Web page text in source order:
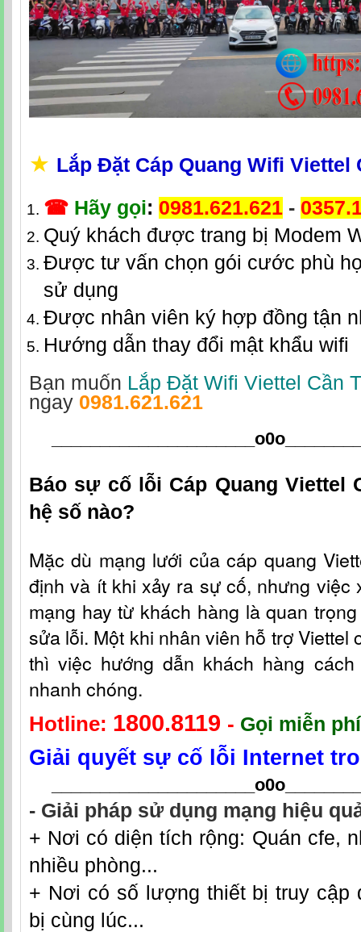
★ Lắp Đặt Cáp Quang Wifi Viettel
☎ Hãy gọi: 0981.621.621 -
Quý khách được trang bị Modem
Được tư vấn chọn gói cước phù
sử dụng
Được nhân viên ký hợp đồng tận
Hướng dẫn thay đổi mật khẩu wifi
Bạn muốn Lắp Đặt Wifi Viettel Cần
ngay 0981.621.621
_____________________o0o
Báo sự cố lỗi Cáp Quang Viettel
hệ số nào?
Mặc dù mạng lưới củacáp quang
định và ít khi xảy ra sự cố, nhưng việc
mạng hay từ khách hàng là quan
sửa lỗi. Một khi nhân viên hỗ trợViettel
thì việc hướng dẫn khách hàng
nhanh chóng.
Hotline: 1800.8119 - Gọi miễn
Giải quyết sự cố lỗi Internet
_____________________o0o
- Giải pháp sử dụng mạng hiệu
+ Nơi có diện tích rộng: Quán cfe,
nhiều phòng...
+ Nơi có số lượng thiết bị truy cập
bị cùng lúc...